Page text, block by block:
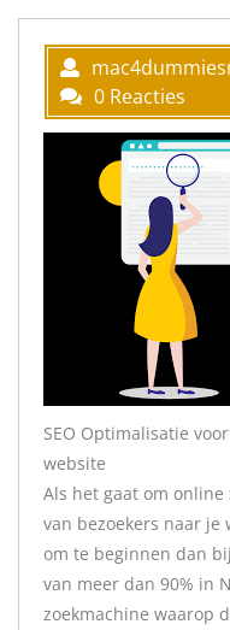
0 Reacties
SEO Optimalisatie
website
Als het gaat om
van bezoekers naar je
om te beginnen dan
van meer dan 90% in
zoekmachine waarop